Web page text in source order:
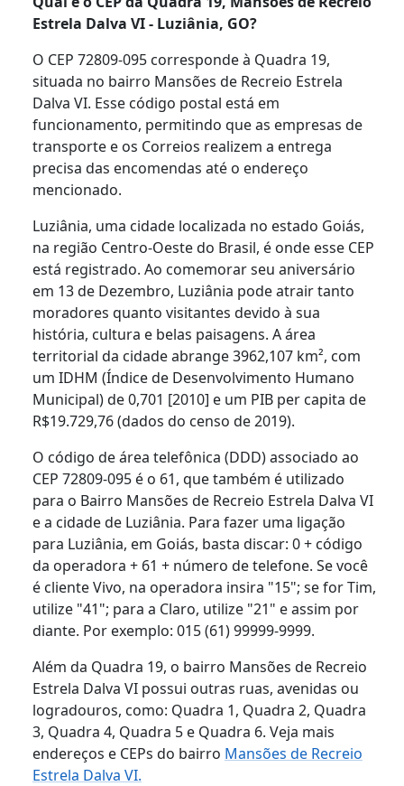
Estrela Dalva VI - Luziânia, GO?
O CEP 72809-095 corresponde à Quadra 19,
situada no bairro Mansões de Recreio Estrela
Dalva VI. Esse código postal está em
funcionamento, permitindo que as empresas de
transporte e os Correios realizem a entrega
precisa das encomendas até o endereço
mencionado.
Luziânia, uma cidade localizada no estado Goiás,
na região Centro-Oeste do Brasil, é onde esse CEP
está registrado. Ao comemorar seu aniversário
em 13 de Dezembro, Luziânia pode atrair tanto
moradores quanto visitantes devido à sua
história, cultura e belas paisagens. A área
territorial da cidade abrange 3962,107 km², com
um IDHM (Índice de Desenvolvimento Humano
Municipal) de 0,701 [2010] e um PIB per capita de
R$19.729,76 (dados do censo de 2019).
O código de área telefônica (DDD) associado ao
CEP 72809-095 é o 61, que também é utilizado
para o Bairro Mansões de Recreio Estrela Dalva VI
e a cidade de Luziânia. Para fazer uma ligação
para Luziânia, em Goiás, basta discar: 0 + código
da operadora + 61 + número de telefone. Se você
é cliente Vivo, na operadora insira "15"; se for Tim,
utilize "41"; para a Claro, utilize "21" e assim por
diante. Por exemplo: 015 (61) 99999-9999.
Além da Quadra 19, o bairro Mansões de Recreio
Estrela Dalva VI possui outras ruas, avenidas ou
logradouros, como: Quadra 1, Quadra 2, Quadra
3, Quadra 4, Quadra 5 e Quadra 6. Veja mais
endereços e CEPs do bairro Mansões de Recreio
Estrela Dalva VI.